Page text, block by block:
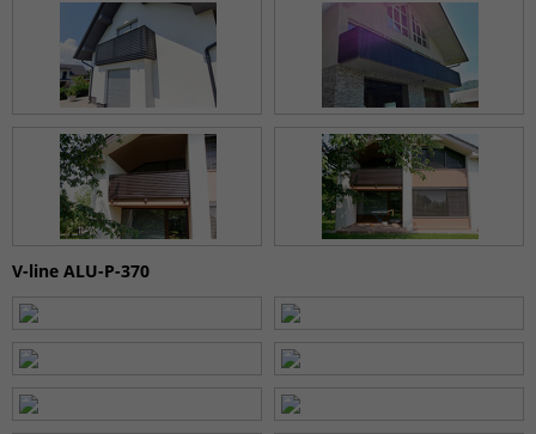
V-line ALU-P-370